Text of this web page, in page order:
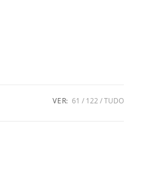
VER: 61 122 TUDO